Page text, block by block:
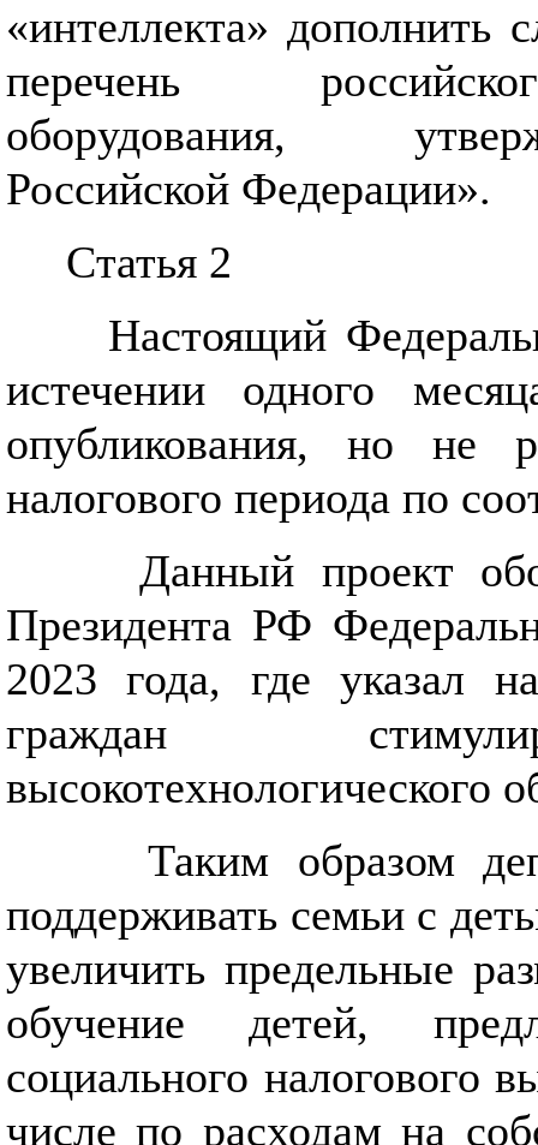
«интеллекта» дополнить
перечень
оборудования,
Российской Федерации».
Статья 2
Настоящий
истечении одного
опубликования, но не
налогового периода по
Данный проект
Президента РФ
2023 года, где указал
граждан
высокотехнологического
Таким образом
поддерживать семьи с
увеличить предельные
обучение детей,
социального налогового
числе по расходам на